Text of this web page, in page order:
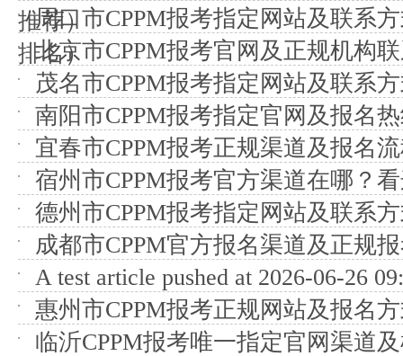
推荐）
周口市CPPM报考指定网站及联系
排名）
北京市CPPM报考官网及正规机构
茂名市CPPM报考指定网站及联系
南阳市CPPM报考指定官网及报名
宜春市CPPM报考正规渠道及报名
宿州市CPPM报考官方渠道在哪？
德州市CPPM报考指定网站及联系
成都市CPPM官方报名渠道及正规
A test article pushed at 2026-06-26
惠州市CPPM报考正规网站及报名
临沂CPPM报考唯一指定官网渠道